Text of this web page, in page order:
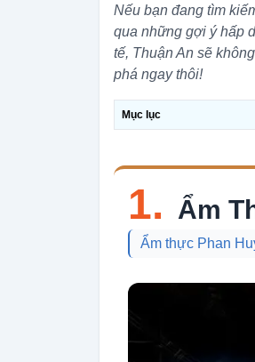
Nếu bạn đang tìm
qua những gợi ý hấp
tế, Thuận An sẽ
phá ngay thôi!
Mục lục
1. Ẩm
Ẩm thực Phan